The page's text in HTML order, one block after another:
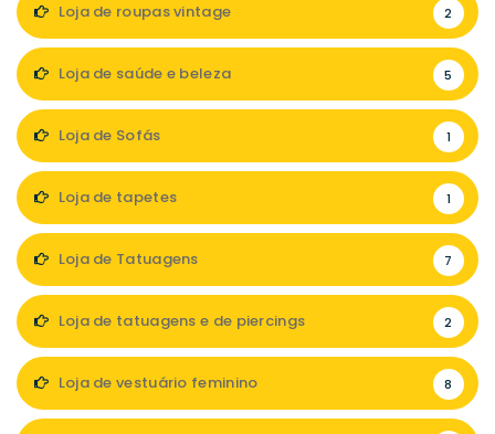
Loja de roupas vintage 2
Loja de saúde e beleza 5
Loja de Sofás 1
Loja de tapetes 1
Loja de Tatuagens 7
Loja de tatuagens e de piercings 2
Loja de vestuário feminino 8